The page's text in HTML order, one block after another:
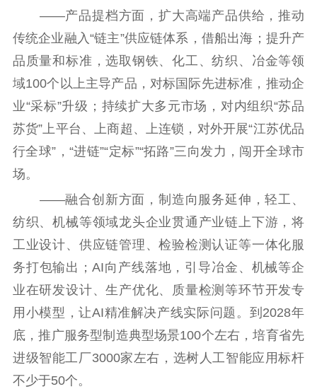
——产品提档方面，扩大高端产品供给，推动
传统企业融入“链主”供应链体系，借船出海；提升产
品质量和标准，选取钢铁、化工、纺织、冶金等领
域100个以上主导产品，对标国际先进标准，推动企
业“采标”升级；持续扩大多元市场，对内组织“苏品
苏货”上平台、上商超、上连锁，对外开展“江苏优品
行全球”，“进链”“定标”“拓路”三向发力，闯开全球市
场。
——融合创新方面，制造向服务延伸，轻工、
纺织、机械等领域龙头企业贯通产业链上下游，将
工业设计、供应链管理、检验检测认证等一体化服
务打包输出；AI向产线落地，引导冶金、机械等企
业在研发设计、生产优化、质量检测等环节开发专
用小模型，让AI精准解决产线实际问题。到2028年
底，推广服务型制造典型场景100个左右，培育省先
进级智能工厂3000家左右，选树人工智能应用标杆
不少于50个。